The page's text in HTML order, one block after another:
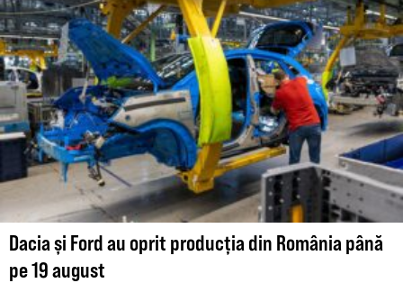
Dacia și Ford au oprit producția din România până
pe 19 august